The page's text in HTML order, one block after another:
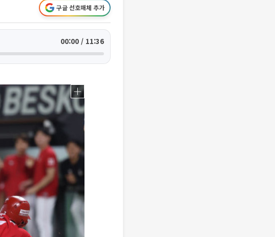
구글 선호매체 추가
00:00 / 11:36